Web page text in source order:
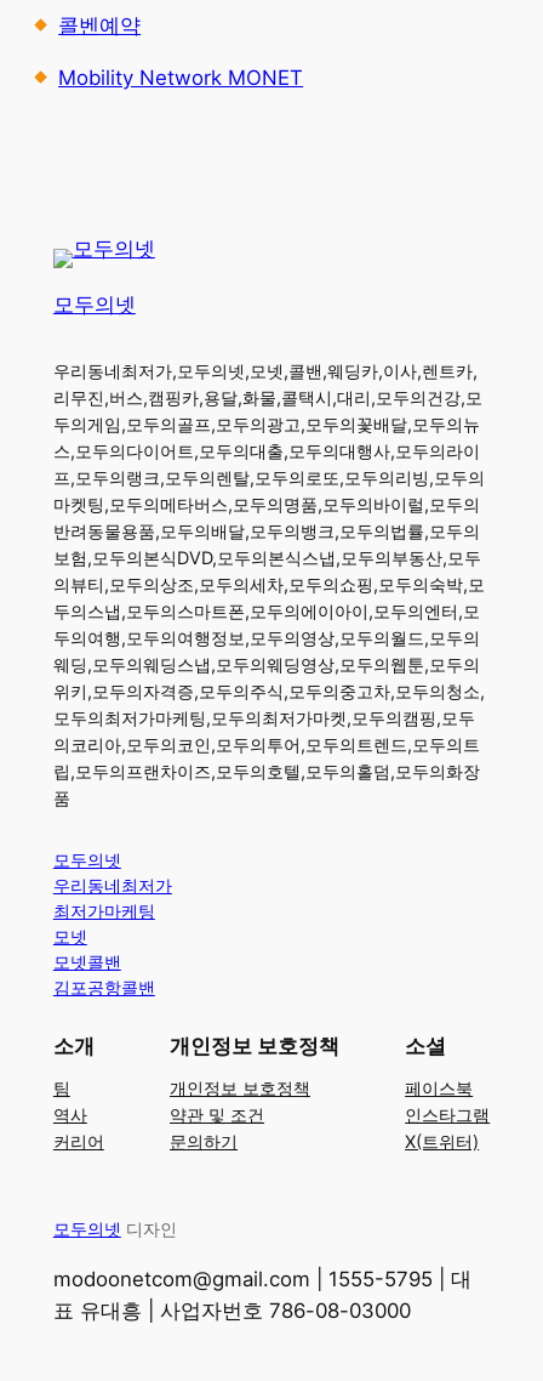
콜벤예약
Mobility Network MONET
모두의넷
우리동네최저가,모두의넷,모넷,콜밴,웨딩카,이사,렌트카,
리무진,버스,캠핑카,용달,화물,콜택시,대리,모두의건강,모
두의게임,모두의골프,모두의광고,모두의꽃배달,모두의뉴
스,모두의다이어트,모두의대출,모두의대행사,모두의라이
프,모두의랭크,모두의렌탈,모두의로또,모두의리빙,모두의
마켓팅,모두의메타버스,모두의명품,모두의바이럴,모두의
반려동물용품,모두의배달,모두의뱅크,모두의법률,모두의
보험,모두의본식DVD,모두의본식스냅,모두의부동산,모두
의뷰티,모두의상조,모두의세차,모두의쇼핑,모두의숙박,모
두의스냅,모두의스마트폰,모두의에이아이,모두의엔터,모
두의여행,모두의여행정보,모두의영상,모두의월드,모두의
웨딩,모두의웨딩스냅,모두의웨딩영상,모두의웹툰,모두의
위키,모두의자격증,모두의주식,모두의중고차,모두의청소,
모두의최저가마케팅,모두의최저가마켓,모두의캠핑,모두
의코리아,모두의코인,모두의투어,모두의트렌드,모두의트
립,모두의프랜차이즈,모두의호텔,모두의홀덤,모두의화장
품
모두의넷
우리동네최저가
최저가마케팅
모넷
모넷콜밴
김포공항콜밴
소개
팀
역사
커리어
개인정보 보호정책
개인정보 보호정책
약관 및 조건
문의하기
소셜
페이스북
인스타그램
X(트위터)
모두의넷 디자인
modoonetcom@gmail.com | 1555-5795 | 대
표 유대흥 | 사업자번호 786-08-03000